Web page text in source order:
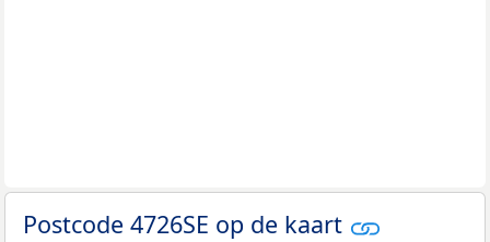
Postcode 4726SE op de kaart